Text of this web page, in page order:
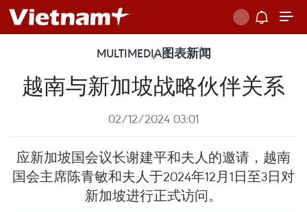
MULTIMEDIA图表新闻
越南与新加坡战略伙伴关系
02/12/2024 03:01
应新加坡国会议长谢建平和夫人的邀请，越南
国会主席陈青敏和夫人于2024年12月1日至3日对
新加坡进行正式访问。